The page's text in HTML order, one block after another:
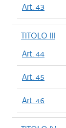
Art. 43
TITOLO III
Art. 44
Art. 45
Art. 46